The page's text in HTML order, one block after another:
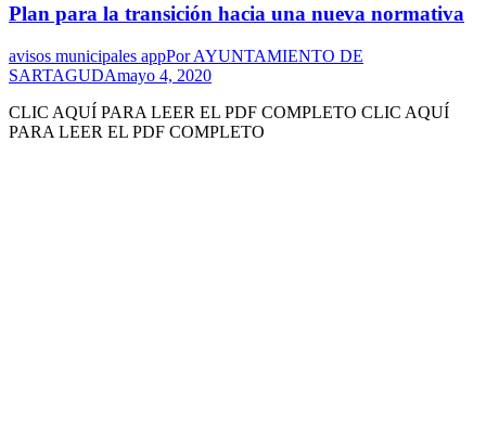
Plan para la transición hacia una nueva normativa
avisos municipales appPorAYUNTAMIENTO DE
SARTAGUDAmayo 4, 2020
CLIC AQUÍ PARA LEER EL PDF COMPLETO CLIC AQUÍ
PARA LEER EL PDF COMPLETO